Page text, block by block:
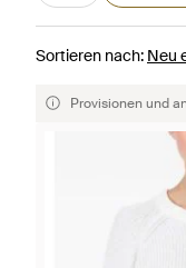
Sortieren nach: Neu
Provisionen und